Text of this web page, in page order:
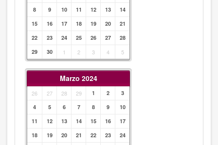
8
9 10 11 12 13
14
15
16 17 18 19 20
21
22
23 24 25 26 27
28
29
30 1 2 3 4 5
Marzo 2024
26 27 28 29 1 2
3
4
5 6 7 8 9
10
11
12 13 14 15 16
17
18
19 20 21 22 23
24